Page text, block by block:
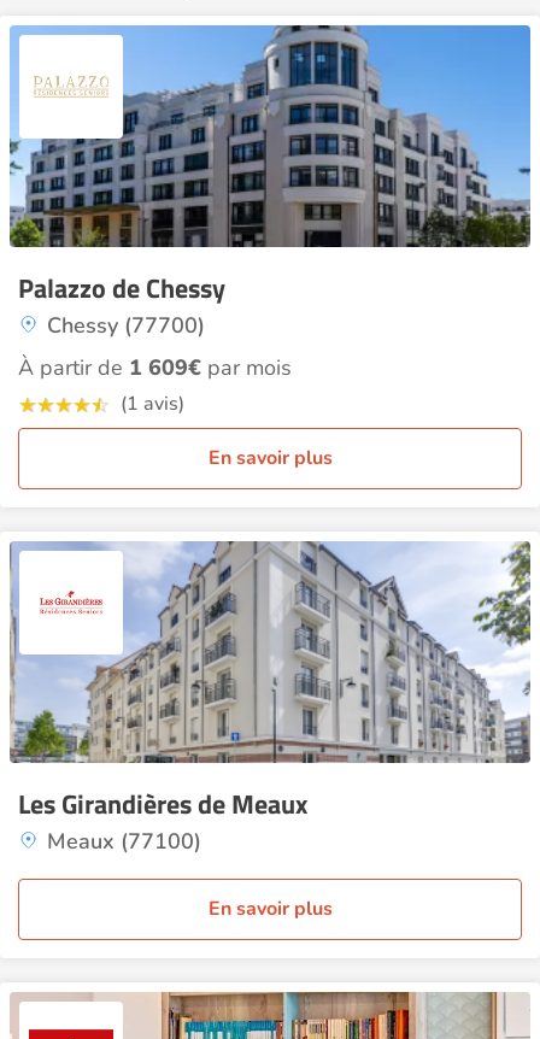
Palazzo de Chessy
Chessy (77700)
À partir de 1 609€ par mois
(1 avis)
En savoir plus
Les Girandières de Meaux
Meaux (77100)
En savoir plus